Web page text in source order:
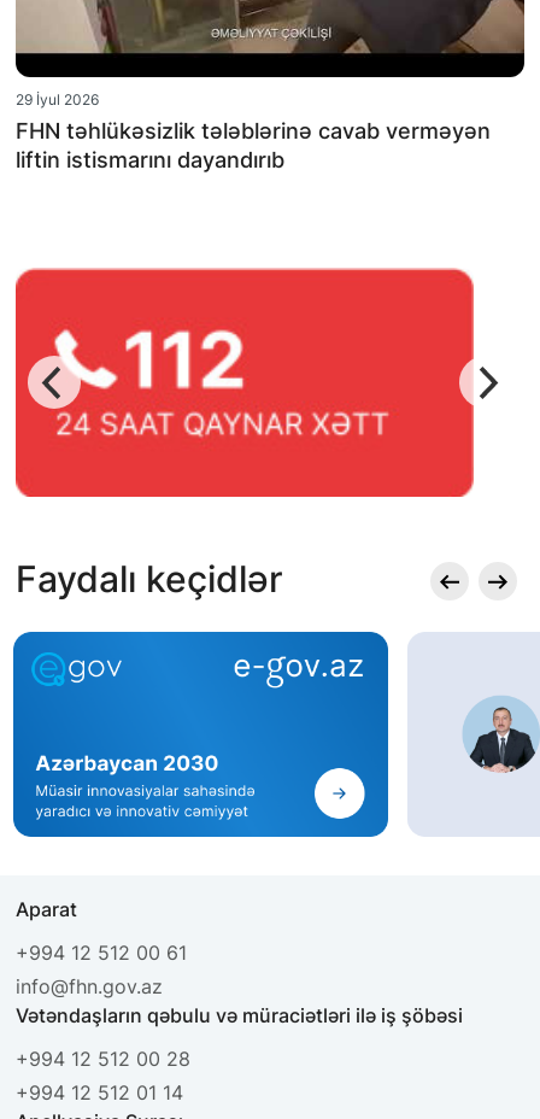
29 İyul 2026
FHN təhlükəsizlik tələblərinə cavab verməyən
liftin istismarını dayandırıb
Faydalı keçidlər
Aparat
+994 12 512 00 61
info@fhn.gov.az
Vətəndaşların qəbulu və müraciətləri ilə iş şöbəsi
+994 12 512 00 28
+994 12 512 01 14